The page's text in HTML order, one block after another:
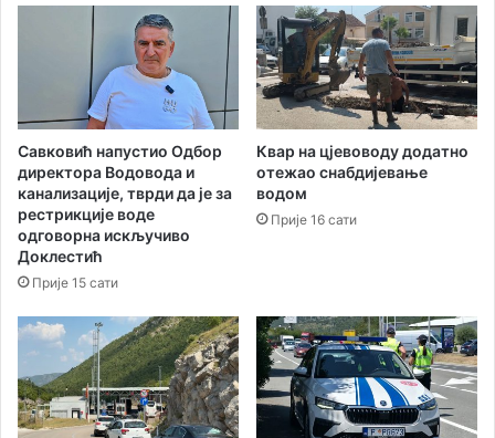
Савковић напустио Одбор
директора Водоводa и
канализације, тврди да је за
рестрикције воде
одговорна искључиво
Доклестић
Прије 15 сати
Квар на цјевоводу додатно
отежао снабдијевање
водом
Прије 16 сати